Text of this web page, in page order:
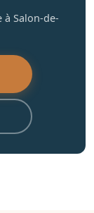
Salon-de-